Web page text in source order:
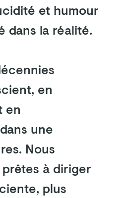
et humour
dans la réalité.
en
en
une
Nous
à diriger
plus